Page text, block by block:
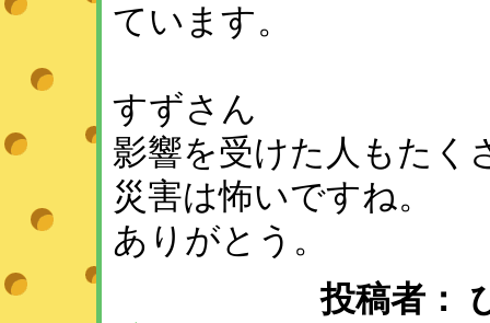
ています。
すずさん
影響を受けた人もたく
災害は怖いですね。
ありがとう。
投稿者：